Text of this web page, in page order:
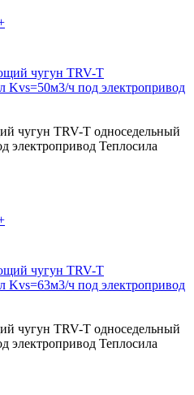
чугун TRV-T односедельный
электропривод Теплосила
чугун TRV-T односедельный
электропривод Теплосила